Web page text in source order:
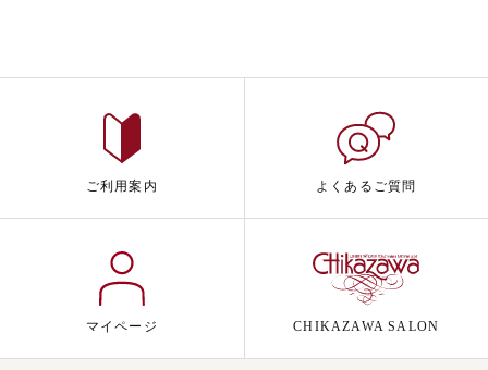
ご利用案内 よくあるご質問
マイページ CHIKAZAWA SALON